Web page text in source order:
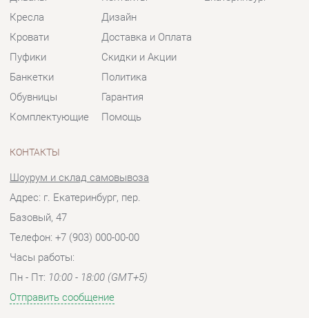
Обувницы
Комплектующие Помощь
КОНТАКТЫ
Шоурум и склад самовывоза
Адрес: г. Екатеринбург, пер.
Базовый, 47
Пн - Пт:10:00 - 18:00 (GMT+5)
Отправить сообщение
© 2009-2026 Мягкая мебель Екатеринбург